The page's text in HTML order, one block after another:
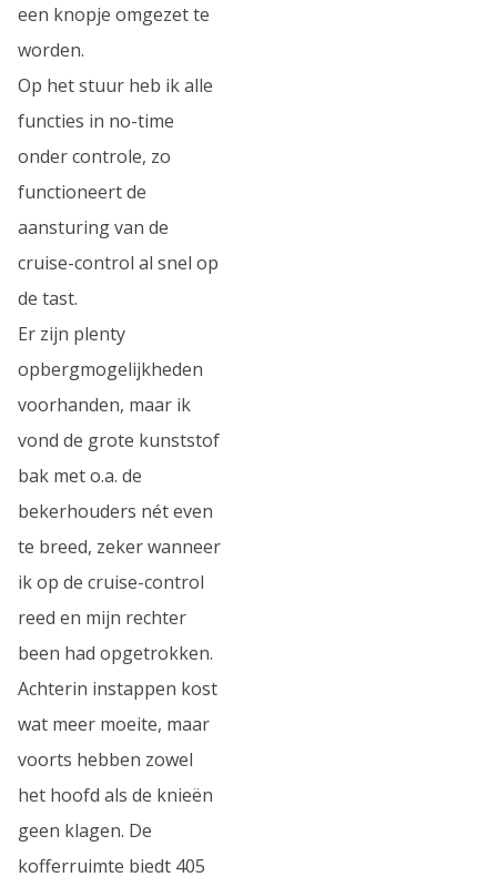
een knopje omgezet te
worden.
Op het stuur heb ik alle
functies in no-time
onder controle, zo
functioneert de
aansturing van de
cruise-control al snel op
de tast.
Er zijn plenty
opbergmogelijkheden
voorhanden, maar ik
vond de grote kunststof
bak met o.a. de
bekerhouders nét even
te breed, zeker wanneer
ik op de cruise-control
reed en mijn rechter
been had opgetrokken.
Achterin instappen kost
wat meer moeite, maar
voorts hebben zowel
het hoofd als de knieën
geen klagen. De
kofferruimte biedt 405